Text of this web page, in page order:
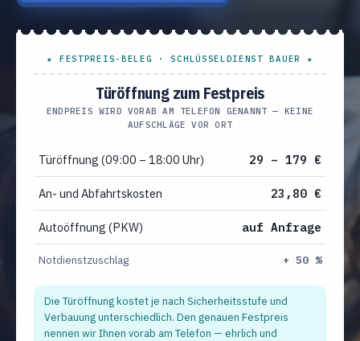
★ FESTPREIS-BELEG · SCHLÜSSELDIENST BAUER ★
Türöffnung zum Festpreis
ENDPREIS WIRD VORAB AM TELEFON GENANNT — KEINE
AUFSCHLÄGE VOR ORT
Türöffnung (09:00 – 18:00 Uhr) 29 – 179 €
An- und Abfahrtskosten 23,80 €
Autoöffnung (PKW) auf Anfrage
Notdienstzuschlag + 50 %
Die Türöffnung kostet je nach Sicherheitsstufe und
Verbauung unterschiedlich. Den genauen Festpreis
nennen wir Ihnen vorab am Telefon — ehrlich und